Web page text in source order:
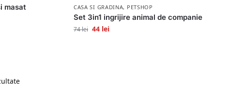
masat
CASA SI GRADINA, PETSHOP
Set 3in1 ingrijire animal de companie
74lei 44 lei